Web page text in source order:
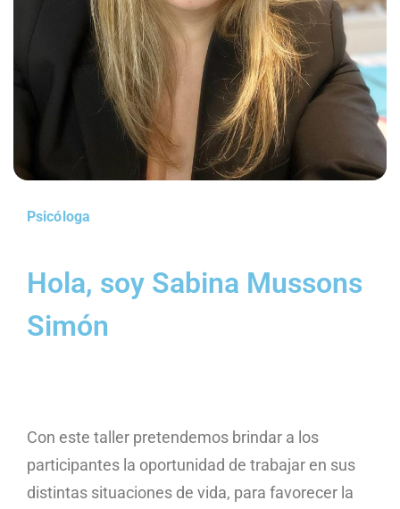
Psicóloga
Hola, soy Sabina Mussons
Simón
Con este taller pretendemos brindar a los
participantes la oportunidad de trabajar en sus
distintas situaciones de vida, para favorecer la